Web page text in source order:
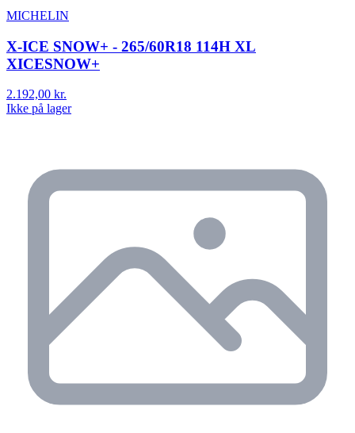
MICHELIN
X-ICE SNOW+ - 265/60R18 114H XL
XICESNOW+
2.192,00 kr.
Ikke på lager